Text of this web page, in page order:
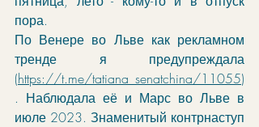
пора.
По Венере во Льве как рекламном
тренде я предупреждала
(https://t.me/tatiana_senatchina/11055)
. Наблюдала её и Марс во Льве в
июле 2023. Знаменитый контрнаступ